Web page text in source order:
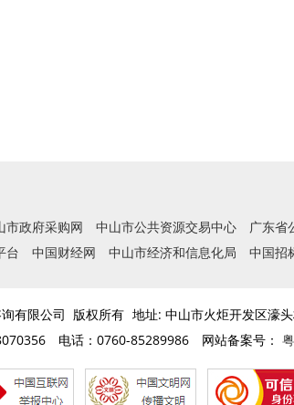
市政府采购网 中山市公共资源交易中心 广东省
台 中国财经网 中山市经济和信息化局 中国招
有限公司 版权所有 地址: 中山市火炬开发区濠
电话：0760-85289986 网站备案号：